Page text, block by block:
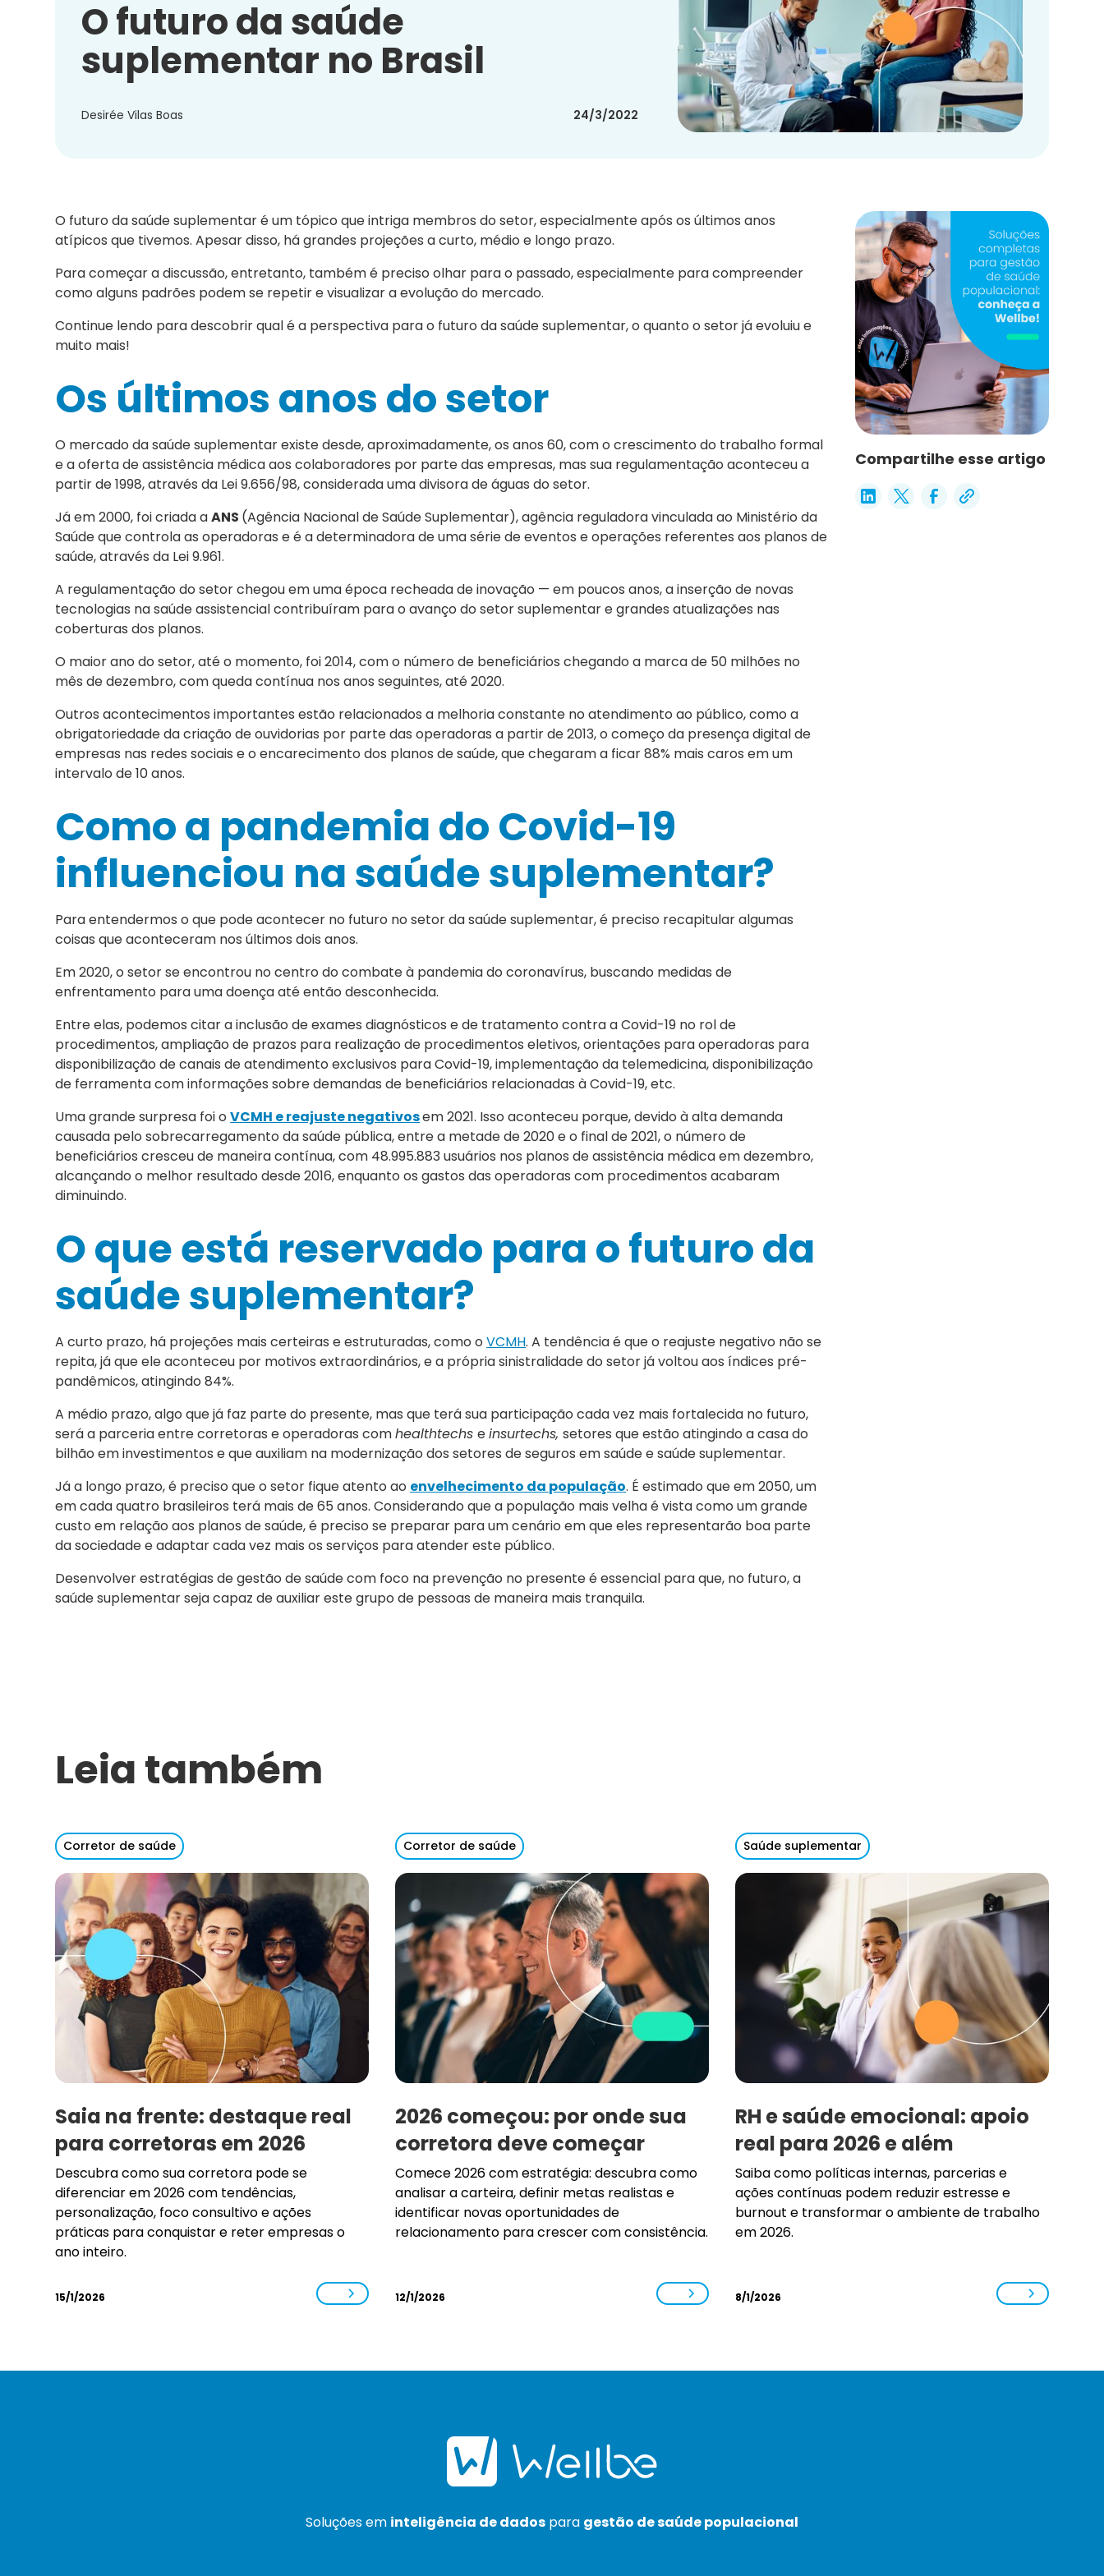
O futuro da saúde
suplementar no Brasil
Desirée Vilas Boas 24/3/2022
O futuro da saúde suplementar é um tópico que intriga membros do setor, especialmente após os últimos anos
atípicos que tivemos. Apesar disso, há grandes projeções a curto, médio e longo prazo.
Para começar a discussão, entretanto, também é preciso olhar para o passado, especialmente para compreender
como alguns padrões podem se repetir e visualizar a evolução do mercado.
Continue lendo para descobrir qual é a perspectiva para o futuro da saúde suplementar, o quanto o setor já evoluiu e
muito mais!
Os últimos anos do setor
O mercado da saúde suplementar existe desde, aproximadamente, os anos 60, com o crescimento do trabalho formal
e a oferta de assistência médica aos colaboradores por parte das empresas, mas sua regulamentação aconteceu a
partir de 1998, através da Lei 9.656/98, considerada uma divisora de águas do setor.
Já em 2000, foi criada aANS (Agência Nacional de Saúde Suplementar), agência reguladora vinculada ao Ministério da
Saúde que controla as operadoras e é a determinadora de uma série de eventos e operações referentes aos planos de
saúde, através da Lei 9.961.
A regulamentação do setor chegou em uma época recheada de inovação — em poucos anos, a inserção de novas
tecnologias na saúde assistencial contribuíram para o avanço do setor suplementar e grandes atualizações nas
coberturas dos planos.
O maior ano do setor, até o momento, foi 2014, com o número de beneficiários chegando a marca de 50 milhões no
mês de dezembro, com queda contínua nos anos seguintes, até 2020.
Outros acontecimentos importantes estão relacionados a melhoria constante no atendimento ao público, como a
obrigatoriedade da criação de ouvidorias por parte das operadoras a partir de 2013, o começo da presença digital de
empresas nas redes sociais e o encarecimento dos planos de saúde, que chegaram a ficar 88% mais caros em um
intervalo de 10 anos.
Como a pandemia do Covid-19
influenciou na saúde suplementar?
Para entendermos o que pode acontecer no futuro no setor da saúde suplementar, é preciso recapitular algumas
coisas que aconteceram nos últimos dois anos.
Em 2020, o setor se encontrou no centro do combate à pandemia do coronavírus, buscando medidas de
enfrentamento para uma doença até então desconhecida.
Entre elas, podemos citar a inclusão de exames diagnósticos e de tratamento contra a Covid-19 no rol de
procedimentos, ampliação de prazos para realização de procedimentos eletivos, orientações para operadoras para
disponibilização de canais de atendimento exclusivos para Covid-19, implementação da telemedicina, disponibilização
de ferramenta com informações sobre demandas de beneficiários relacionadas à Covid-19, etc.
Uma grande surpresa foi oVCMH e reajuste negativosem 2021. Isso aconteceu porque, devido à alta demanda
causada pelo sobrecarregamento da saúde pública, entre a metade de 2020 e o final de 2021, o número de
beneficiários cresceu de maneira contínua, com 48.995.883 usuários nos planos de assistência médica em dezembro,
alcançando o melhor resultado desde 2016, enquanto os gastos das operadoras com procedimentos acabaram
diminuindo.
O que está reservado para o futuro da
saúde suplementar?
A curto prazo, há projeções mais certeiras e estruturadas, como oVCMH. A tendência é que o reajuste negativo não se
repita, já que ele aconteceu por motivos extraordinários, e a própria sinistralidade do setor já voltou aos índices pré-
pandêmicos, atingindo 84%.
A médio prazo, algo que já faz parte do presente, mas que terá sua participação cada vez mais fortalecida no futuro,
será a parceria entre corretoras e operadoras comhealthtechseinsurtechs,setores que estão atingindo a casa do
bilhão em investimentos e que auxiliam na modernização dos setores de seguros em saúde e saúde suplementar.
Já a longo prazo, é preciso que o setor fique atento ao envelhecimento da população. É estimado que em 2050, um
em cada quatro brasileiros terá mais de 65 anos. Considerando que a população mais velha é vista como um grande
custo em relação aos planos de saúde, é preciso se preparar para um cenário em que eles representarão boa parte
da sociedade e adaptar cada vez mais os serviços para atender este público.
Desenvolver estratégias de gestão de saúde com foco na prevenção no presente é essencial para que, no futuro, a
saúde suplementar seja capaz de auxiliar este grupo de pessoas de maneira mais tranquila.
Compartilhe esse artigo
Leia também
Corretor de saúde
Saia na frente: destaque real
para corretoras em 2026
Descubra como sua corretora pode se
diferenciar em 2026 com tendências,
personalização, foco consultivo e ações
práticas para conquistar e reter empresas o
ano inteiro.
15/1/2026
Corretor de saúde
2026 começou: por onde sua
corretora deve começar
Comece 2026 com estratégia: descubra como
analisar a carteira, definir metas realistas e
identificar novas oportunidades de
relacionamento para crescer com consistência.
12/1/2026
Saúde suplementar
RH e saúde emocional: apoio
real para 2026 e além
Saiba como políticas internas, parcerias e
ações contínuas podem reduzir estresse e
burnout e transformar o ambiente de trabalho
em 2026.
8/1/2026
Soluções em inteligência de dados para gestão de saúde populacional